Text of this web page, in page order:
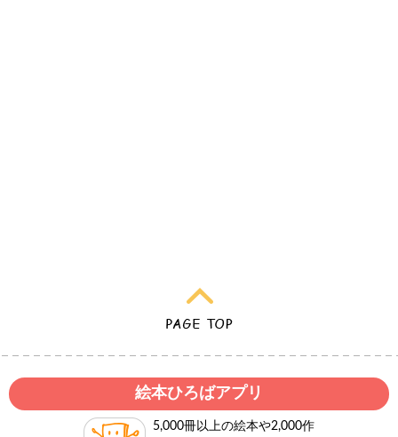
絵本ひろばアプリ
5,000冊以上の絵本や2,000作